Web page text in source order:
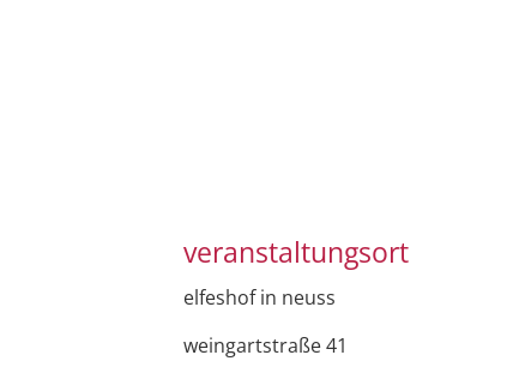
veranstaltungsort
elfeshof in neuss
weingartstraße 41